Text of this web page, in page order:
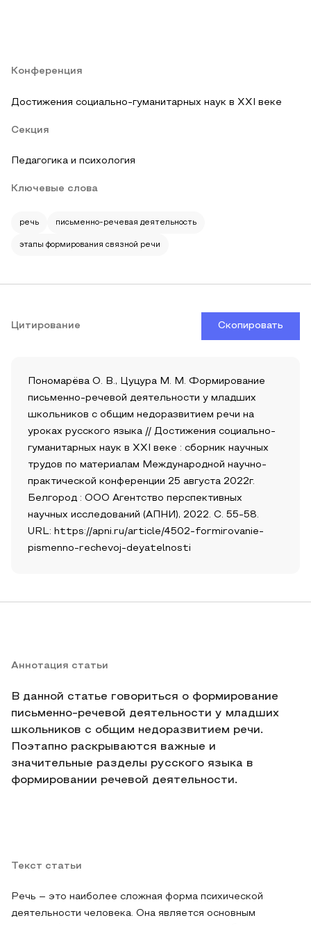
Конференция
Достижения социально-гуманитарных наук в XXI веке
Секция
Педагогика и психология
Ключевые слова
речь письменно-речевая деятельность
этапы формирования связной речи
Цитирование Скопировать
Пономарёва О. В., Цуцура М. М. Формирование
письменно-речевой деятельности у младших
школьников с общим недоразвитием речи на
уроках русского языка // Достижения социально-
гуманитарных наук в XXI веке : сборник научных
трудов по материалам Международной научно-
практической конференции 25 августа 2022г.
Белгород : ООО Агентство перспективных
научных исследований (АПНИ), 2022. С. 55-58.
URL: https://apni.ru/article/4502-formirovanie-
pismenno-rechevoj-deyatelnosti
Аннотация статьи
В данной статье говориться о формирование
письменно-речевой деятельности у младших
школьников с общим недоразвитием речи.
Поэтапно раскрываются важные и
значительные разделы русского языка в
формировании речевой деятельности.
Текст статьи
Речь – это наиболее сложная форма психической
деятельности человека. Она является основным